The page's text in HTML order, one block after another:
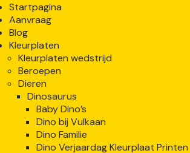
Startpagina
Aanvraag
Blog
Kleurplaten
Kleurplaten wedstrijd
Beroepen
Dieren
Dinosaurus
Baby Dino’s
Dino bij Vulkaan
Dino Familie
Dino Verjaardag Kleurplaat Printen